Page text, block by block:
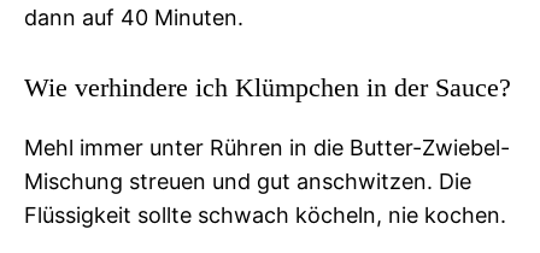
dann auf 40 Minuten.
Wie verhindere ich Klümpchen in der Sauce?
Mehl immer unter Rühren in die Butter-Zwiebel-
Mischung streuen und gut anschwitzen. Die
Flüssigkeit sollte schwach köcheln, nie kochen.